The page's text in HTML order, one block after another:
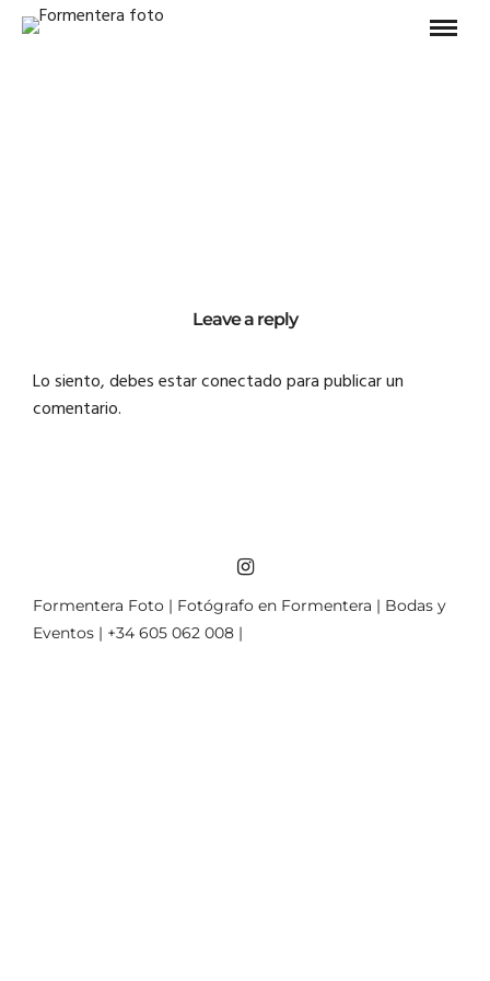
Leave a reply
Lo siento, debes estarconectadopara publicar un
comentario.
Formentera Foto | Fotógrafo en Formentera | Bodas y
Eventos | +34 605 062 008 |